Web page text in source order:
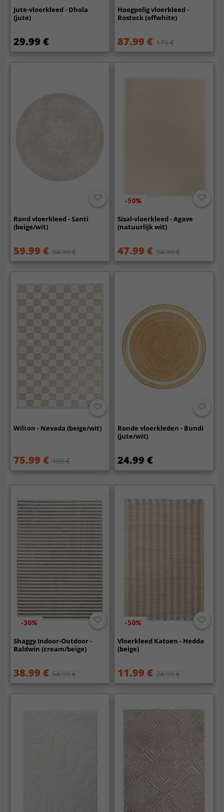
Jute-vloerkleed - Dhola
(jute)
29.99 €
Hoogpolig vloerkleed -
Rostock (offwhite)
87.99 € 179 €
Rond vloerkleed - Santi
(beige/wit)
59.99 € 84.99 €
-50%
Sisal-vloerkleed - Agave
(natuurlijk wit)
47.99 € 94.99 €
Wilton - Nevada (beige/wit)
75.99 € 189 €
Ronde vloerkleden - Bundi
(jute/wit)
24.99 €
-30%
Shaggy Indoor-Outdoor -
Baldwin (cream/beige)
38.99 € 54.99 €
-50%
Vloerkleed Katoen - Hedda
(beige)
11.99 € 24.99 €